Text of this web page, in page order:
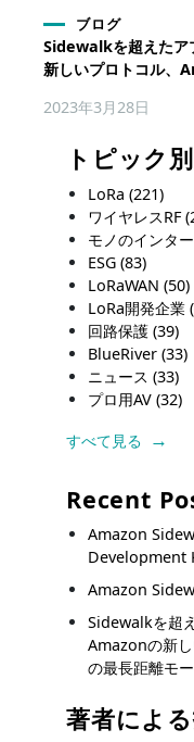
ブログ
Sidewalkを超えたア
新しいプロトコル、
2023年3月28日
トピック
LoRa(221)
ワイヤレスRF
モノのインタ
ESG(83)
LoRaWAN(50)
LoRa開発企業
回路保護(39)
BlueRiver(33)
ニュース(33)
プロ用AV(32)
すべて見る
Recent
Amazon
Development
Amazon
Sidewalkを超
Amazonの新
の最長距離モ
著者によ